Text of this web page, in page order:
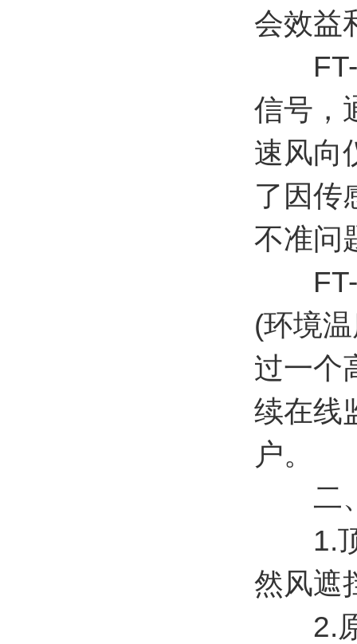
会效益
FT-
信号，
速风向
了因传
不准问
FT-
(环境
过一个
续在线
户。
二、
1.顶
然风遮
2.原